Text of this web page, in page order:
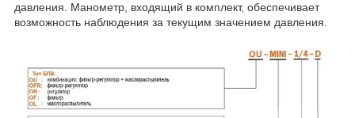
давления. Манометр, входящий в комплект, обеспечивает
возможность наблюдения за текущим значением давления.